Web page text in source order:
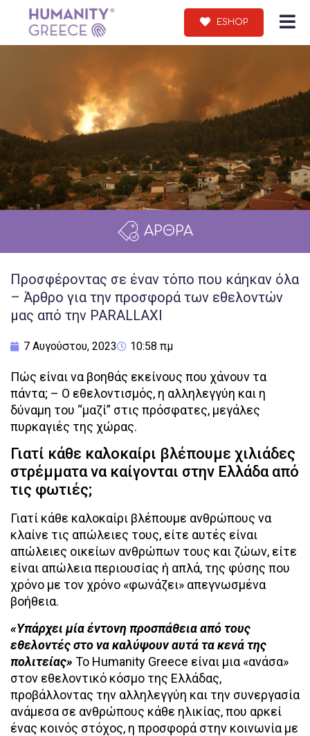
ESHOP
ΑΡΘΡΑ
Προσφέροντας σε έναν τόπο που κάηκαν όλα
– Άρθρο για την προσφορά των εθελοντών
μας από την PARALLAXI
7 Αυγούστου, 2023 10:58 πμ
Πώς είναι να βοηθάς εκείνους που χάνουν τα
πάντα; – Ο εθελοντισμός, η αλληλεγγύη και η
δύναμη του “μαζί” στις πρόσφατες, μεγάλες
πυρκαγιές της χώρας.
Γιατί κάθε καλοκαίρι βλέπουμε χιλιάδες
στρέμματα να καίγονται στην Ελλάδα από
τις φωτιές;
Γιατί κάθε καλοκαίρι βλέπουμε ανθρώπους να
κλαίνε τις απώλειες τους, είτε αυτές είναι
απώλειες οικείων ανθρώπων τους και ζώων, είτε
είναι απώλεια περιουσίας ή απλά, της φύσης που
χρόνο με τον χρόνο «φωνάζει» απεγνωσμένα
βοήθεια.
«Υπάρχει μία έντονη προσπάθεια από τους
εθελοντές στο να καλύψουν αυτά τα κενά της
πολιτείας» Το Humanity Greece είναι μια «ανάσα»
στον εθελοντικό κόσμο της Ελλάδας,
προβάλλοντας την αλληλεγγύη και την συνεργασία
ανάμεσα σε ανθρώπους κάθε ηλικίας, που αρκεί
ένας κοινός στόχος, η προσφορά στην κοινωνία με